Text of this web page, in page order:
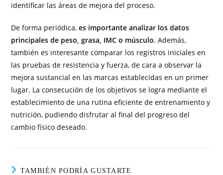
identificar las áreas de mejora del proceso.
De forma periódica, es importante analizar los datos
principales de peso, grasa, IMC o músculo. Además,
también es interesante comparar los registros iniciales en
las pruebas de resistencia y fuerza, de cara a observar la
mejora sustancial en las marcas establecidas en un primer
lugar. La consecución de los objetivos se logra mediante el
establecimiento de una rutina eficiente de entrenamiento y
nutrición, pudiendo disfrutar al final del progreso del
cambio físico deseado.
TAMBIÉN PODRÍA GUSTARTE